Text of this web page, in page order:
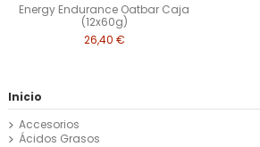
Energy Endurance Oatbar Caja
(12x60g)
26,40 €
Inicio
Accesorios
Ácidos Grasos